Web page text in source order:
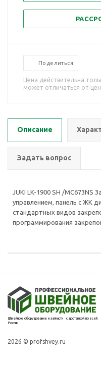
Поделиться
Цена действительна
может отличаться от
Описание
Задать вопрос
JUKI LK-1900 SH /MC673NS
управлением, панель с ЖК
стандартных видов
программирования
Швейное оборудование и запчасти с доставкой по всей
России
2026 © profshvey.ru